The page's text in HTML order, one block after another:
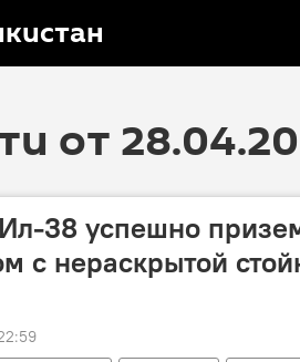
от
38 успешно
с нераскрытой